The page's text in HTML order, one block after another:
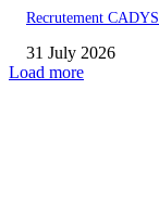
Recrutement
31 July 2026
Load more